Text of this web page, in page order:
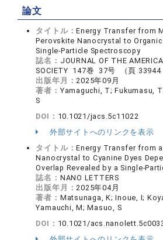
論文
タイトル：Energy Transfer from
Perovskite Nanocrystal to
Single-Particle Spectroscopy
誌名： JOURNAL OF THE
SOCIETY 147巻 37号 （頁 33944
出版年月： 2025年09月
著者： Yamaguchi, T; Fukumasu,
S
DOI： 10.1021/jacs.5c11022
外部サイトへのリンクを表示
タイトル：Energy Transfer from
Nanocrystal to Cyanine Dyes
Overlap Revealed by a Single-
誌名： NANO LETTERS
出版年月： 2025年04月
著者： Matsunaga, K; Inoue, I;
Yamauchi, M; Masuo, S
DOI： 10.1021/